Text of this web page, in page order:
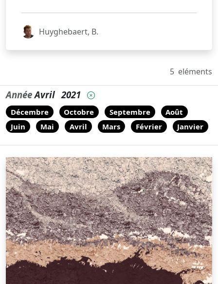
Huyghebaert, B.
5 eléments
AnnéeAvril 2021
Décembre Octobre Septembre
Août
Juin
Mai Avril Mars Février Janvier